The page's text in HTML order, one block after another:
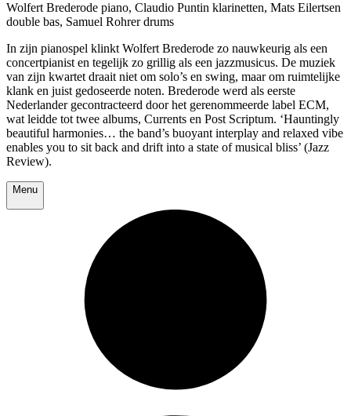
Wolfert Brederode piano, Claudio Puntin klarinetten, Mats Eilertsen
double bas, Samuel Rohrer drums
In zijn pianospel klinkt Wolfert Brederode zo nauwkeurig als een
concertpianist en tegelijk zo grillig als een jazzmusicus. De muziek
van zijn kwartet draait niet om solo’s en swing, maar om ruimtelijke
klank en juist gedoseerde noten. Brederode werd als eerste
Nederlander gecontracteerd door het gerenommeerde label ECM,
wat leidde tot twee albums, Currents en Post Scriptum. ‘Hauntingly
beautiful harmonies… the band’s buoyant interplay and relaxed vibe
enables you to sit back and drift into a state of musical bliss’ (Jazz
Review).
Menu